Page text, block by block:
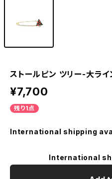
ストールピン ツリー-大ライ
¥7,700
残り1点
International shipping
International